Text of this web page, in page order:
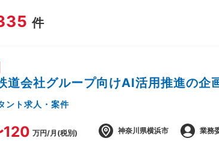
件
道会社グループ向けAI活用推進の企
ント求人・案件
120 万円/月(税別) 神奈川県横浜市 業務